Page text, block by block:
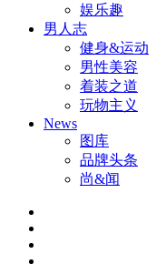
娱乐趣
男人志
健身&运动
男性美容
着装之道
玩物主义
News
图库
品牌头条
尚&闻